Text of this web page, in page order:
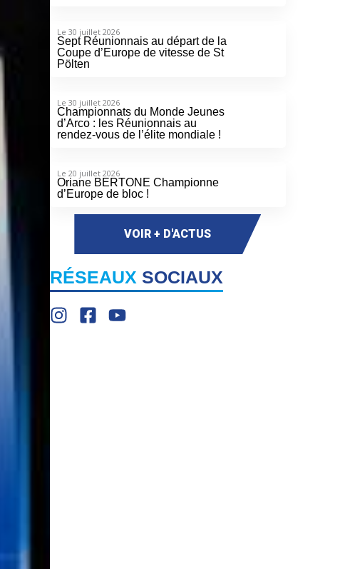
Le 30 juillet 2026
Sept Réunionnais au départ de la
Coupe d’Europe de vitesse de St
Pölten
Le 30 juillet 2026
Championnats du Monde Jeunes
d’Arco : les Réunionnais au
rendez-vous de l’élite mondiale !
Le 20 juillet 2026
Oriane BERTONE Championne
d’Europe de bloc !
VOIR + D'ACTUS
RÉSEAUX SOCIAUX